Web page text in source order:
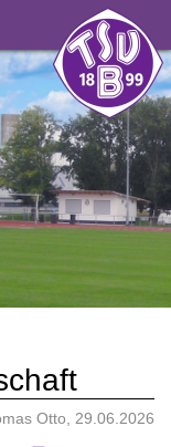
Otto, 29.06.2026